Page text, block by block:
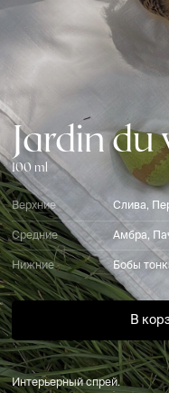
Jardin du
100 ml
Слива,
Верхние
Амбра,
Бобы
Средние
Нижние
Интерьерный спрей.
В